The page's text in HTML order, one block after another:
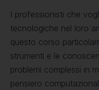
I professionisti che
tecnologiche nel loro
questo corso
strumenti e le
problemi complessi in
pensiero